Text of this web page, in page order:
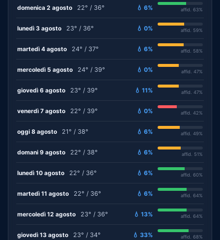
domenica 2 agosto 22° / 36° 💧 6% affid. 63%
lunedì 3 agosto 23° / 36° 💧 0% affid. 59%
martedì 4 agosto 24° / 37° 💧 6% affid. 58%
mercoledì 5 agosto 24° / 39° 💧 0% affid. 47%
giovedì 6 agosto 23° / 39° 💧 11% affid. 47%
venerdì 7 agosto 22° / 39° 💧 0% affid. 42%
oggi 8 agosto 21° / 38° 💧 6% affid. 49%
domani 9 agosto 22° / 38° 💧 6% affid. 51%
lunedì 10 agosto 22° / 36° 💧 6% affid. 60%
martedì 11 agosto 22° / 36° 💧 6% affid. 64%
mercoledì 12 agosto 23° / 36° 💧 13% affid. 64%
giovedì 13 agosto 23° / 34° 💧 33% affid. 68%